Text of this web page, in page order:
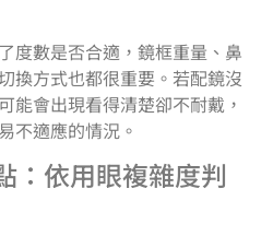
度數是否合適，鏡框重量、鼻
換方式也都很重要。若配鏡沒
能會出現看得清楚卻不耐戴，
不適應的情況。
：依用眼複雜度判